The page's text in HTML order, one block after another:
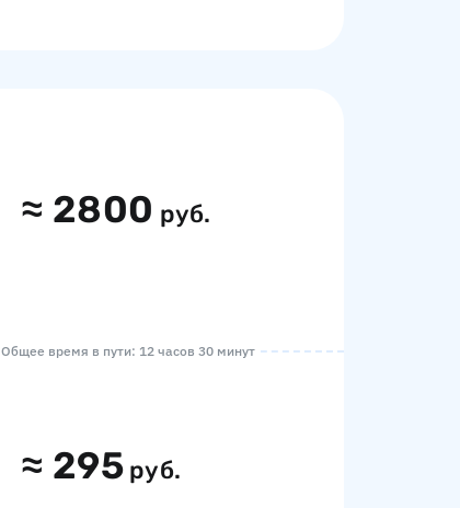
≈ 2800 руб.
Общее время в пути: 12 часов 30 минут
≈ 295 руб.